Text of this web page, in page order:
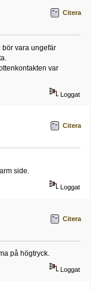
Citera
vara ungefär
var
Loggat
Citera
side.
Loggat
Citera
på högtryck.
Loggat